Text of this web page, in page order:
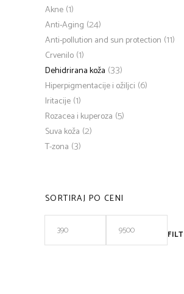
Akne (1)
Anti-Aging (24)
Anti-pollution and sun protection (11)
Crvenilo (1)
Dehidrirana koža (33)
Hiperpigmentacije i ožiljci (6)
Iritacije (1)
Rozacea i kuperoza (5)
Suva koža (2)
T-zona (3)
SORTIRAJ PO CENI
Minimalna
Maksimalna